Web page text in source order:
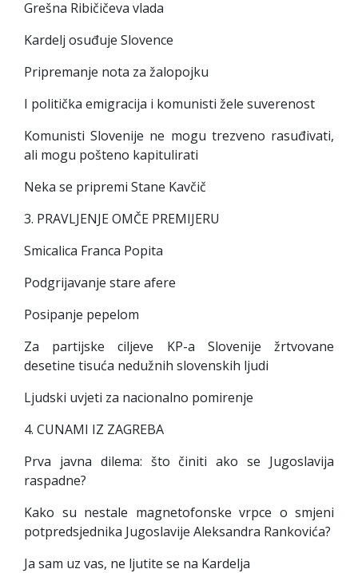
Grešna Ribičičeva vlada
Kardelj osuđuje Slovence
Pripremanje nota za žalopojku
I politička emigracija i komunisti žele suverenost
Komunisti Slovenije ne mogu trezveno rasuđivati,
ali mogu pošteno kapitulirati
Neka se pripremi Stane Kavčič
3. PRAVLJENJE OMČE PREMIJERU
Smicalica Franca Popita
Podgrijavanje stare afere
Posipanje pepelom
Za partijske ciljeve KP-a Slovenije žrtvovane
desetine tisuća nedužnih slovenskih ljudi
Ljudski uvjeti za nacionalno pomirenje
4. CUNAMI IZ ZAGREBA
Prva javna dilema: što činiti ako se Jugoslavija
raspadne?
Kako su nestale magnetofonske vrpce o smjeni
potpredsjednika Jugoslavije Aleksandra Rankovića?
Ja sam uz vas, ne ljutite se na Kardelja